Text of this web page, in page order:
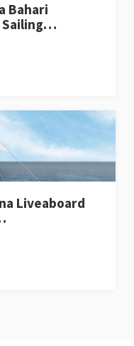
Bahari
Sailing…
Liveaboard